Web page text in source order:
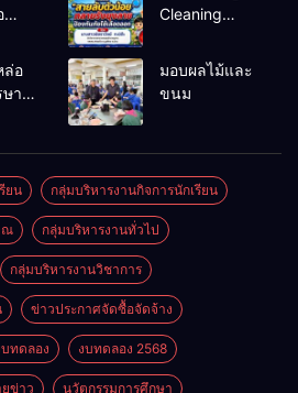
น
Cleaning
ป้องกันโรคไข้
ล่อ
ษา
มอบผลไม้และ
ขนม
ยน กลุ่มบริหารงานกิจการนักเรียน
ณ กลุ่มบริหารงานทั่วไป
กลุ่มบริหารงานวิชาการ
ข่าวประกาศจัดซื้อจัดจ้าง
บทดลอง งบทดลอง 2568
ข่าว นวัตกรรมการศึกษา